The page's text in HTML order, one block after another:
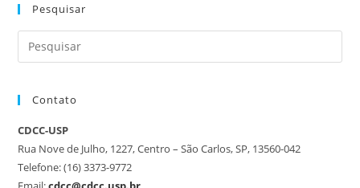
Pesquisar
Contato
CDCC-USP
Rua Nove de Julho, 1227, Centro – São Carlos, SP, 13560-042
Telefone: (16) 3373-9772